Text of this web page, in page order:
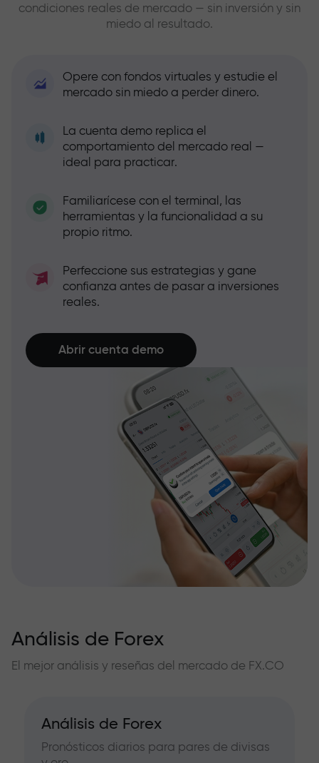
condiciones reales de mercado — sin inversión y sin
miedo al resultado.
Opere con fondos virtuales y estudie el
mercado sin miedo a perder dinero.
La cuenta demo replica el
comportamiento del mercado real —
ideal para practicar.
Familiarícese con el terminal, las
herramientas y la funcionalidad a su
propio ritmo.
Perfeccione sus estrategias y gane
confianza antes de pasar a inversiones
reales.
Abrir cuenta demo
Análisis de Forex
El mejor análisis y reseñas del mercado de FX.CO
Análisis de Forex
Pronósticos diarios para pares de divisas